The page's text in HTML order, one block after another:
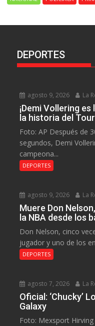
DEPORTES
agosto 9, 2026 La
¡Demi Vollering
la historia del
Foto: AP Después de
segundos, Demi
campeona...
DEPORTES
agosto 9, 2026 La
Muere Don
la NBA desde los
Don Nelson, cinco
jugador y uno de los
DEPORTES
agosto 7, 2026 La
Oficial: ‘Chucky’
Galaxy
Foto: Mexsport